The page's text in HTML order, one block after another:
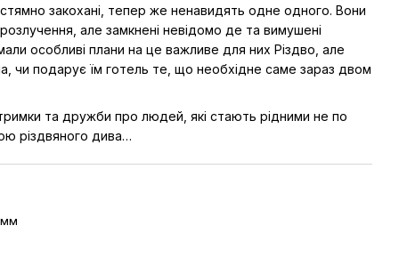
закохані, тепер же ненавидять одне одного. Вони
але замкнені невідомо де та вимушені
особливі плани на це важливе для них Різдво, але
чи подарує їм готель те, що необхідне саме зараз двом
та дружби про людей, які стають рідними не по
різдвяного дива…
мм